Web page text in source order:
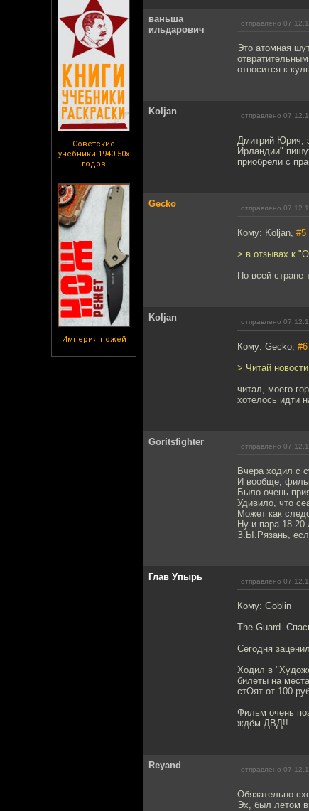
Советские
учебники 1940-50х
годов
Империя ножей
ваньша
ильдарович
отправлено
Это атомная
относится к
Koljan отправлено
Дмитрий Юрич,
Ирландии"
приобрели с
Gecko отправлено
Кому: Koljan, #5
> в отзывах к
По всей стране
Koljan отправлено
Кому: Gecko, #6
> Читай
читал, моего
хотелось идти
Goritsfighter отправлено
Вчера ходил с
И вообще,
Было очень
Удивило, что
Может как
Ну и пара 18-20
З.Ы.Рязань,
Глав Упырь отправлено
Кому: Goblin
The Guard.
Сегодня
Ходил в
билеты на
стОят от 100
Фильм очень
ждём ДВД!!
Reyand отправлено
Обязательно
Эх, был летом в